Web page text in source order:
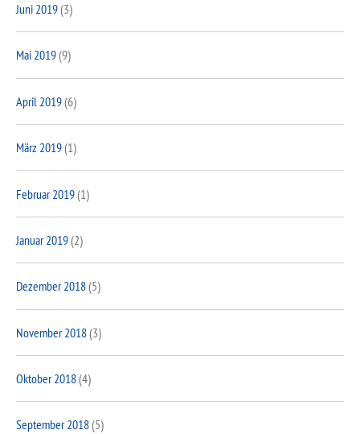
Juni 2019(3)
Mai 2019(9)
April 2019(6)
März 2019(1)
Februar 2019(1)
Januar 2019(2)
Dezember 2018(5)
November 2018(3)
Oktober 2018(4)
September 2018(5)